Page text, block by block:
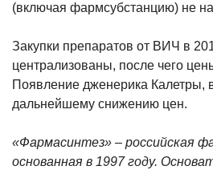
(включая фармсубстанцию) не
Закупки препаратов от ВИЧ в
централизованы, после чего
Появление дженерика Калетры,
дальнейшему снижению цен.
«Фармасинтез» – российская
основанная в 1997 году.